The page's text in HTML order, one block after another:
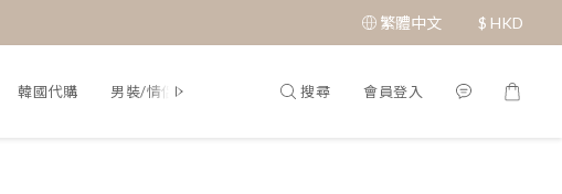
繁體中文 $ HKD
韓國代購 男裝/情侶裝 搜尋 會員登入